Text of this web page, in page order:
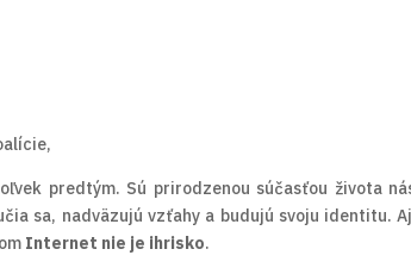
predtým. Sú prirodzenou súčasťou života
sa, nadväzujú vzťahy a budujú svoju identitu.
Internet nie je ihrisko.